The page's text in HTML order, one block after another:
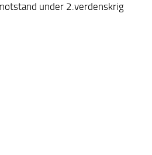
under 2.verdenskrig